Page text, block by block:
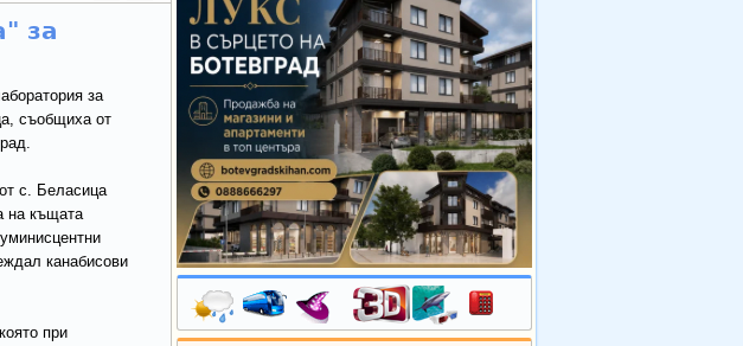
за
за
съобщиха от
с. Беласица
на къщата
канабисови
при